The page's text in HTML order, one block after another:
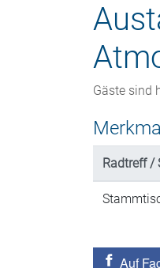
Gäste sind
Radtreff /
Auf